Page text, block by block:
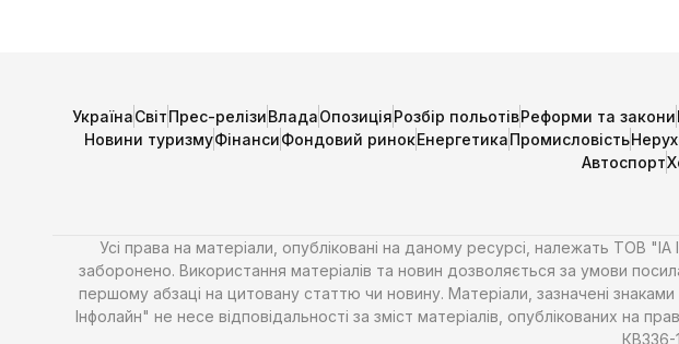
УкраїнаСвітПрес-релізиВладаОпозиціяРозбір польотівРеформи та закони
Новини туризмуФінансиФондовий ринокЕнергетикаПромисловість
Автоспорт
Усі права на матеріали, опубліковані на даному ресурсі, належать ТОВ
заборонено. Використання матеріалів та новин дозволяється за умови
першому абзаці на цитовану статтю чи новину. Матеріали, зазначені
Інфолайн" не несе відповідальності за зміст матеріалів, опублікованих
КВ336-